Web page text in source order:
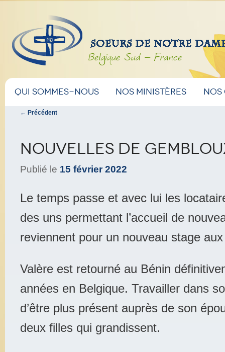
Belgique Sud – France
Menu
principal
Aller
au
principal
Aller
au
secondaire
Qui sommes-nous Nos ministères
Navigation
← Précédent
Nouvelles de
Publié le 15 février 2022
Le temps passe et avec lui les
des uns permettant l’accueil de
reviennent pour un nouveau stage
Valère est retourné au Bénin
années en Belgique. Travailler dans
d’être plus présent auprès de son
deux filles qui grandissent.